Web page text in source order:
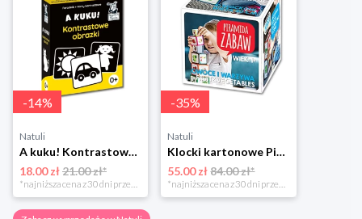
-14%
Natuli
A kuku! Kontrastowe obrazki. Karty kontrastowe + poradnik 0+ Edgard
18.00 zł21.00 zł*
*najniższa cena z 30 dni przed obniżką
-35%
Natuli
Klocki kartonowe Piramida Zabaw. Owoce i Warzywa Piramida zabaw
55.00 zł 84.00 zł*
*najniższa cena z 30 dni przed obniżką